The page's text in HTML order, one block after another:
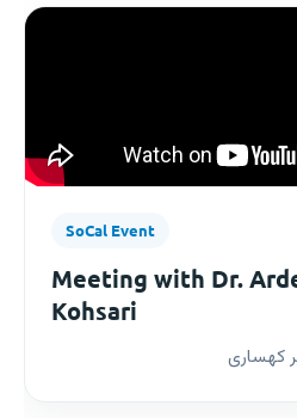
SoCal Event
Meeting with Dr.
Kohsari
کهساری